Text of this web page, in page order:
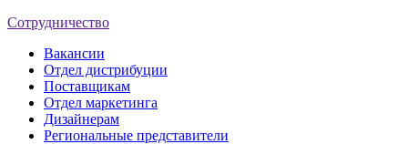
Сотрудничество
Вакансии
Отдел дистрибуции
Поставщикам
Отдел маркетинга
Дизайнерам
Региональные представители